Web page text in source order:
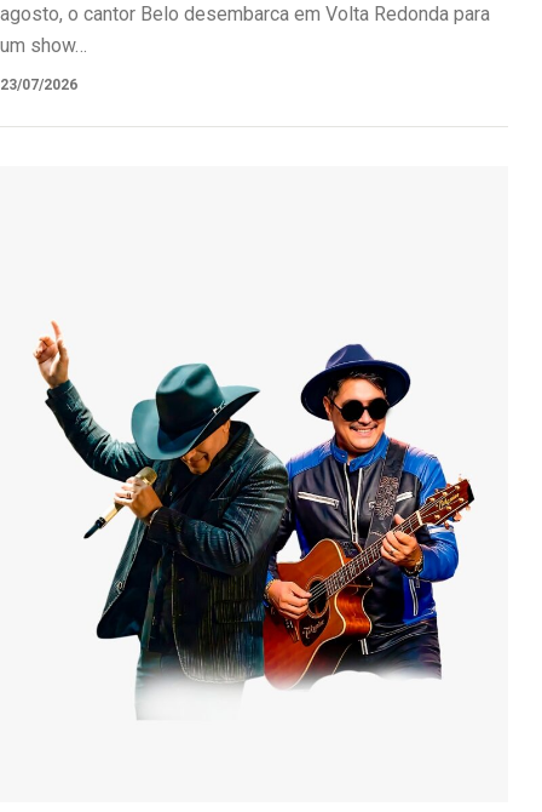
agosto, o cantor Belo desembarca em Volta Redonda para
um show…
23/07/2026